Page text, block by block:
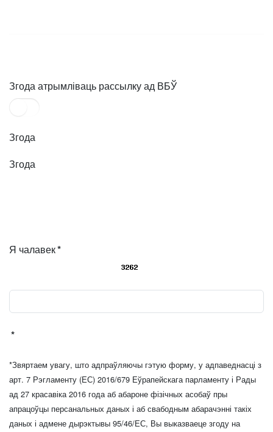
Згода атрымліваць рассылку ад ВБЎ
Згода
Згода
Я чалавек*
*
*Звяртаем увагу, што адпраўляючы гэтую форму, у адпаведнасці з
арт. 7 Рэгламенту (ЕС) 2016/679 Еўрапейскага парламенту і Рады
ад 27 красавіка 2016 года аб абароне фізічных асобаў пры
апрацоўцы персанальных даных і аб свабодным абарачэнні такіх
даных і адмене дырэктывы 95/46/ЕС, Вы выказваеце згоду на